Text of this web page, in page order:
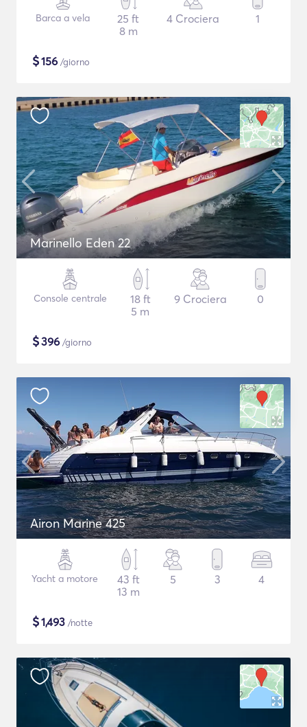
Barca a vela
25 ft
8 m
4 Crociera 1
$156 /giorno
Marinello Eden 22
Console centrale
18 ft
5 m
9 Crociera 0
$396 /giorno
Airon Marine 425
Yacht a motore
43 ft
13 m
5 3 4
$1,493 /notte